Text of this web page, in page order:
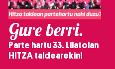
Gure berri.
Parte hartu 33. Lilatoian
HITZA taldearekin!